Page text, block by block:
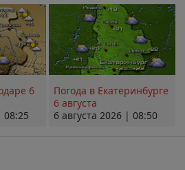
6
08:25
Погода в Екатеринбурге
6 августа
6 августа 2026 | 08:50